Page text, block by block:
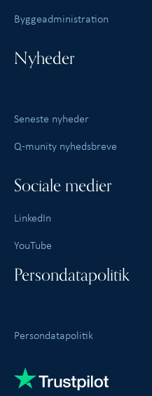
Byggeadministration
Nyheder
Seneste nyheder
Q-munity nyhedsbreve
Sociale medier
LinkedIn
YouTube
Persondatapolitik
Persondatapolitik